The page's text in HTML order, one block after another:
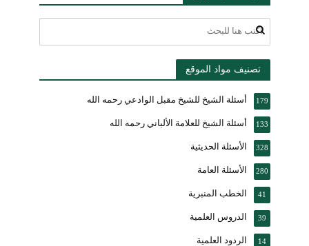
تصنيف مواد الموقع
أسئلة الشيخ للشيخ مقبل الوادعي رحمه الله 179
أسئلة الشيخ للعلامة الألباني رحمه الله 133
الأسئلة الحديثية 328
الأسئلة العامة 280
الخطب المنبرية 41
الدروس العلمية 39
الردود العلمية 14